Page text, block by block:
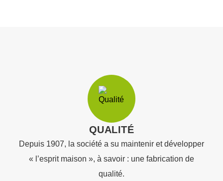
QUALITÉ
Depuis 1907, la société a su maintenir et développer
« l’esprit maison », à savoir : une fabrication de
qualité.